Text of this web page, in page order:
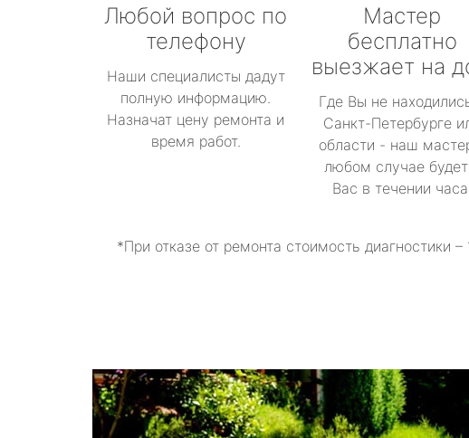
Любой вопрос по
телефону
Наши специалисты дадут
полную информацию.
Назначат цену ремонта и
время работ.
Мастер
бесплатно
выезжает на
Где Вы не
Санкт-Петербурге
области - наш
любом случае
Вас в течении
*При отказе от ремонта стоимость диагностики –